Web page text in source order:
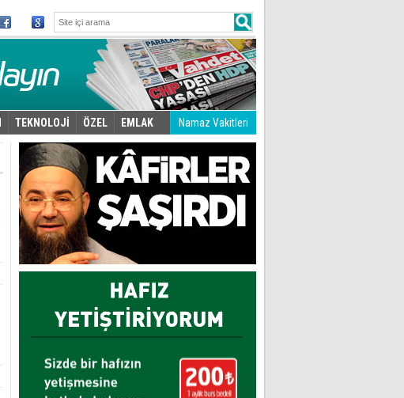
Namaz Vakitleri
TEKNOLOJİ ÖZEL EMLAK